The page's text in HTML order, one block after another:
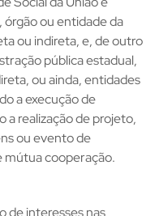
ou entidade da
ou indireta, e, de outro
pública estadual,
ou ainda, entidades
a execução de
a realização de projeto,
ou evento de
mútua cooperação.
de interesses nas